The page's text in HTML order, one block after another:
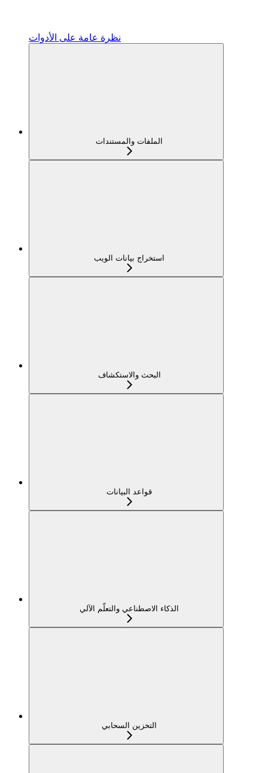
نظرة عامة على الأدوات
الملفات والمستندات
استخراج بيانات الويب
البحث والاستكشاف
قواعد البيانات
الذكاء الاصطناعي والتعلّم الآلي
التخزين السحابي